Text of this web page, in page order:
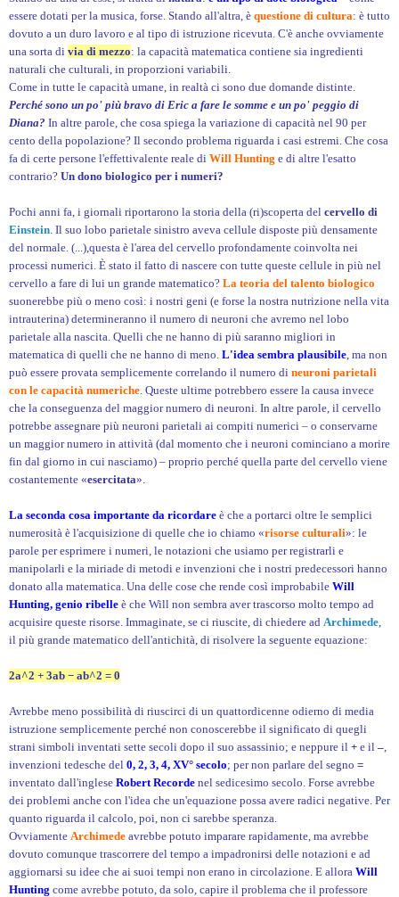
essere dotati per la musica, forse. Stando all'altra, è questione di cultura: è tutto
dovuto a un duro lavoro e al tipo di istruzione ricevuta. C'è anche ovviamente
una sorta di via di mezzo: la capacità matematica contiene sia ingredienti
naturali che culturali, in proporzioni variabili.
Come in tutte le capacità umane, in realtà ci sono due domande distinte.
Perché sono un po' più bravo di Eric a fare le somme e un po' peggio di
Diana? In altre parole, che cosa spiega la variazione di capacità nel 90 per
cento della popolazione? Il secondo problema riguarda i casi estremi. Che cosa
fa di certe persone l'effettivalente reale di Will Hunting e di altre l'esatto
contrario? Un dono biologico per i numeri?
Pochi anni fa, i giornali riportarono la storia della (ri)scoperta del cervello di
Einstein . Il suo lobo parietale sinistro aveva cellule disposte più densamente
del normale. (...),questa è l'area del cervello profondamente coinvolta nei
processi numerici. È stato il fatto di nascere con tutte queste cellule in più nel
cervello a fare di lui un grande matematico? La teoria del talento biologico
suonerebbe più o meno così: i nostri geni (e forse la nostra nutrizione nella vita
intrauterina) determineranno il numero di neuroni che avremo nel lobo
parietale alla nascita. Quelli che ne hanno di più saranno migliori in
matematica di quelli che ne hanno di meno. L'idea sembra plausibile , ma non
può essere provata semplicemente correlando il numero di neuroni parietali
con le capacità numeriche . Queste ultime potrebbero essere la causa invece
che la conseguenza del maggior numero di neuroni. In altre parole, il cervello
potrebbe assegnare più neuroni parietali ai compiti numerici – o conservarne
un maggior numero in attività (dal momento che i neuroni cominciano a morire
fin dal giorno in cui nasciamo) – proprio perché quella parte del cervello viene
costantemente «esercitata».
La seconda cosa importante da ricordare è che a portarci oltre le semplici
numerosità è l'acquisizione di quelle che io chiamo «risorse culturali»: le
parole per esprimere i numeri, le notazioni che usiamo per registrarli e
manipolarli e la miriade di metodi e invenzioni che i nostri predecessori hanno
donato alla matematica. Una delle cose che rende così improbabile Will
Hunting, genio ribelle è che Will non sembra aver trascorso molto tempo ad
acquisire queste risorse. Immaginate, se ci riuscite, di chiedere ad Archimede
il più grande matematico dell'antichità, di risolvere la seguente equazione:
2a^2 + 3ab − ab^2 = 0
Avrebbe meno possibilità di riuscirci di un quattordicenne odierno di media
istruzione semplicemente perché non conoscerebbe il significato di quegli
strani simboli inventati sette secoli dopo il suo assassinio; e neppure il + e il –
invenzioni tedesche del 0, 2, 3, 4, XV° secolo; per non parlare del segno =
inventato dall'inglese Robert Recorde nel sedicesimo secolo. Forse avrebbe
dei problemi anche con l'idea che un'equazione possa avere radici negative. Per
quanto riguarda il calcolo, poi, non ci sarebbe speranza.
Ovviamente Archimede avrebbe potuto imparare rapidamente, ma avrebbe
dovuto comunque trascorrere del tempo a impadronirsi delle notazioni e ad
aggiornarsi su idee che ai suoi tempi non erano in circolazione. E allora Will
Hunting come avrebbe potuto, da solo, capire il problema che il professore